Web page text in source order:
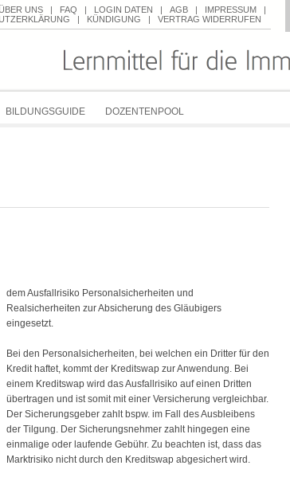
UNS | FAQ | LOGIN DATEN | AGB | IMPRESSUM
|
| KÜNDIGUNG | VERTRAG WIDERRUFEN
BILDUNGSGUIDE DOZENTENPOOL
dem Ausfallrisiko Personalsicherheiten und
Realsicherheiten zur Absicherung des Gläubigers
eingesetzt.
Bei den Personalsicherheiten, bei welchen ein Dritter für den
Kredit haftet, kommt der Kreditswap zur Anwendung. Bei
einem Kreditswap wird das Ausfallrisiko auf einen Dritten
übertragen und ist somit mit einer Versicherung vergleichbar.
Der Sicherungsgeber zahlt bspw. im Fall des Ausbleibens
der Tilgung. Der Sicherungsnehmer zahlt hingegen eine
einmalige oder laufende Gebühr. Zu beachten ist, dass das
Marktrisiko nicht durch den Kreditswap abgesichert wird.